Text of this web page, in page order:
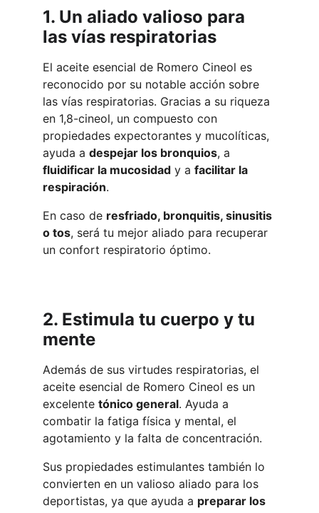
1. Un aliado valioso para
las vías respiratorias
El aceite esencial de Romero Cineol es
reconocido por su notable acción sobre
las vías respiratorias. Gracias a su riqueza
en 1,8-cineol, un compuesto con
propiedades expectorantes y mucolíticas,
ayuda a despejar los bronquios, a
fluidificar la mucosidad y a facilitar la
respiración.
En caso de resfriado, bronquitis, sinusitis
o tos, será tu mejor aliado para recuperar
un confort respiratorio óptimo.
2. Estimula tu cuerpo y tu
mente
Además de sus virtudes respiratorias, el
aceite esencial de Romero Cineol es un
excelente tónico general. Ayuda a
combatir la fatiga física y mental, el
agotamiento y la falta de concentración.
Sus propiedades estimulantes también lo
convierten en un valioso aliado para los
deportistas, ya que ayuda a preparar los